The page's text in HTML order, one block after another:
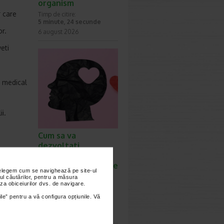
cum se navighează pe site-ul
căutărilor, pentru a măsura
obiceiurilor dvs. de navigare.
pentru a vă configura opțiunile. Vă
care
fiti in
organism
Timp de citire:
5 minute, 24 secunde
6 august 2026
Cum sa va
dezvoltati
emotionala: metode
prin care va puteti
imbunatati EQ-ul
Timp de citire: